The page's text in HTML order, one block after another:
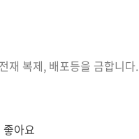
재 복제, 배포등을 금합니다.
좋아요